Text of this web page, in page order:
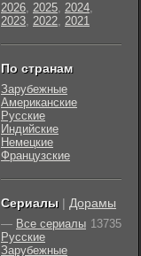
2026, 2025, 2024,
2023, 2022, 2021
По странам
Зарубежные
Американские
Русские
Индийские
Немецкие
Французские
Сериалы | Дорамы
— Все сериалы 13735
Русские
Зарубежные